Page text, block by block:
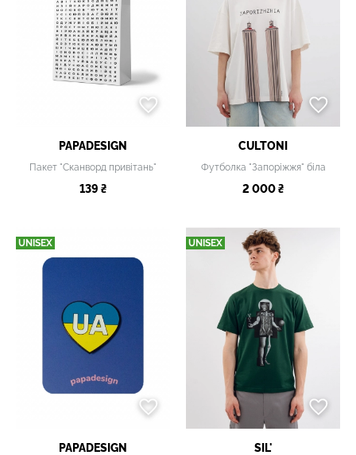
PAPADESIGN
Пакет "Сканворд привітань"
139 ₴
CULTONI
Футболка "Запоріжжя" біла
2 000 ₴
UNISEX
PAPADESIGN
UNISEX
SIL'